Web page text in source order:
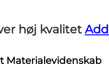
høj kvalitet
Materialevidenskab